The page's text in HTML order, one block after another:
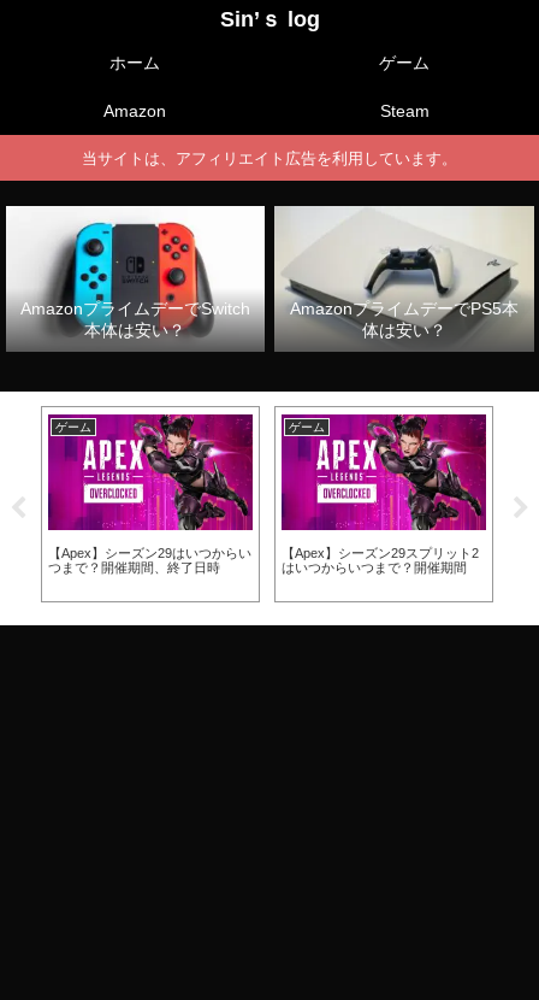
Sin’ｓ log
ホーム ゲーム
Amazon Steam
当サイトは、アフィリエイト広告を利用しています。
AmazonプライムデーでSwitch
本体は安い？
AmazonプライムデーでPS5本
体は安い？
ゲーム
【Apex】シーズン29はいつからい
つまで？開催期間、終了日時
ゲーム
【Apex】シーズン29スプリット2
はいつからいつまで？開催期間